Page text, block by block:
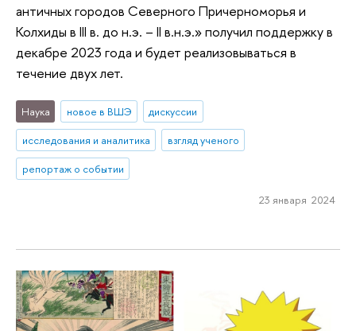
античных городов Северного Причерноморья и
Колхиды в III в. до н.э. – II в.н.э.» получил поддержку в
декабре 2023 года и будет реализовываться в
течение двух лет.
Наука новое в ВШЭ
дискуссии
исследования и аналитика
взгляд ученого
репортаж о событии
23 января 2024